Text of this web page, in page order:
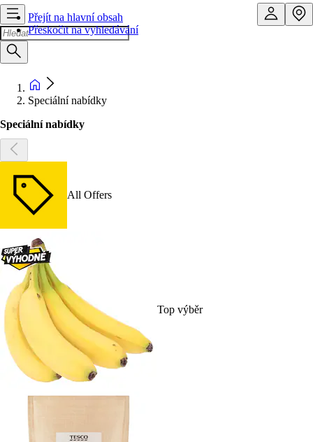
Přejít na hlavní obsah
Přeskočit na vyhledávání
Speciální nabídky
Speciální nabídky
All Offers
Top výběr